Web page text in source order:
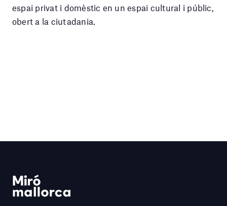
espai privat i domèstic en un espai cultural i públic,
obert a la ciutadania.